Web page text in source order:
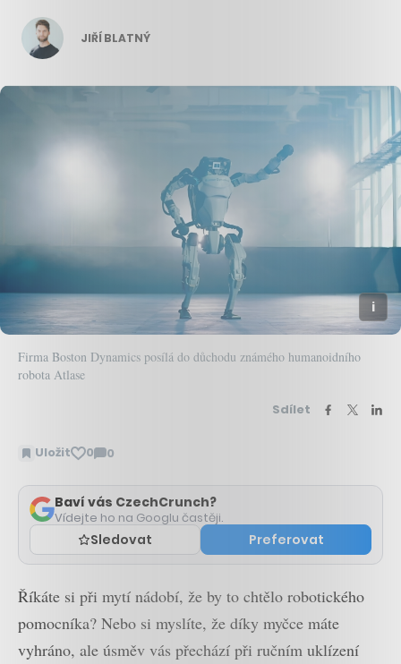
JIŘÍ BLATNÝ
Firma Boston Dynamics posílá do důchodu známého humanoidního
robota Atlase
Sdílet
Uložit 0 0
Zobrazit
Baví vás CzechCrunch?
Vídejte ho na Googlu častěji.
Sledovat Preferovat
Říkáte si při mytí nádobí, že by to chtělo robotického
pomocníka? Nebo si myslíte, že díky myčce máte
vyhráno, ale úsměv vás přechází při ručním uklízení